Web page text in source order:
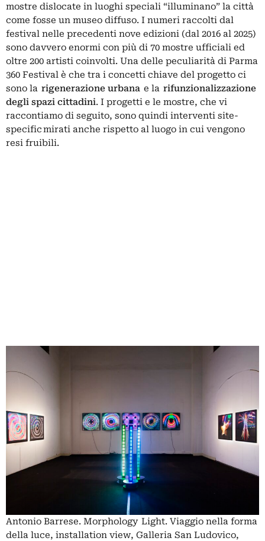
mostre dislocate in luoghi speciali “illuminano” la città
come fosse un museo diffuso. I numeri raccolti dal
festival nelle precedenti nove edizioni (dal 2016 al 2025)
sono davvero enormi con più di 70 mostre ufficiali ed
oltre 200 artisti coinvolti. Una delle peculiarità di Parma
360 Festival è che tra i concetti chiave del progetto ci
sono la rigenerazione urbana e la rifunzionalizzazione
degli spazi cittadini. I progetti e le mostre, che vi
raccontiamo di seguito, sono quindi interventi site-
specific mirati anche rispetto al luogo in cui vengono
resi fruibili.
Antonio Barrese. Morphology Light. Viaggio nella forma
della luce, installation view, Galleria San Ludovico,